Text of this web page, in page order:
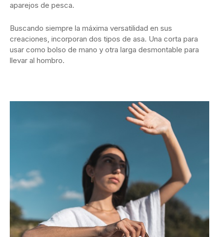
aparejos de pesca.
Buscando siempre la máxima versatilidad en sus
creaciones, incorporan dos tipos de asa. Una corta para
usar como bolso de mano y otra larga desmontable para
llevar al hombro.